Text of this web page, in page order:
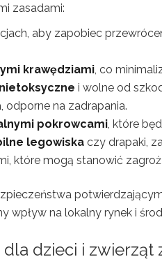
zasadami:
aby zapobiec
krawędziami , co
nietoksyczne i wolne od
odporne na zadrapania.
pokrowcami , które
legowiska czy drapaki,
które mogą stanowić
wpływ na lokalny rynek i
dzieci i